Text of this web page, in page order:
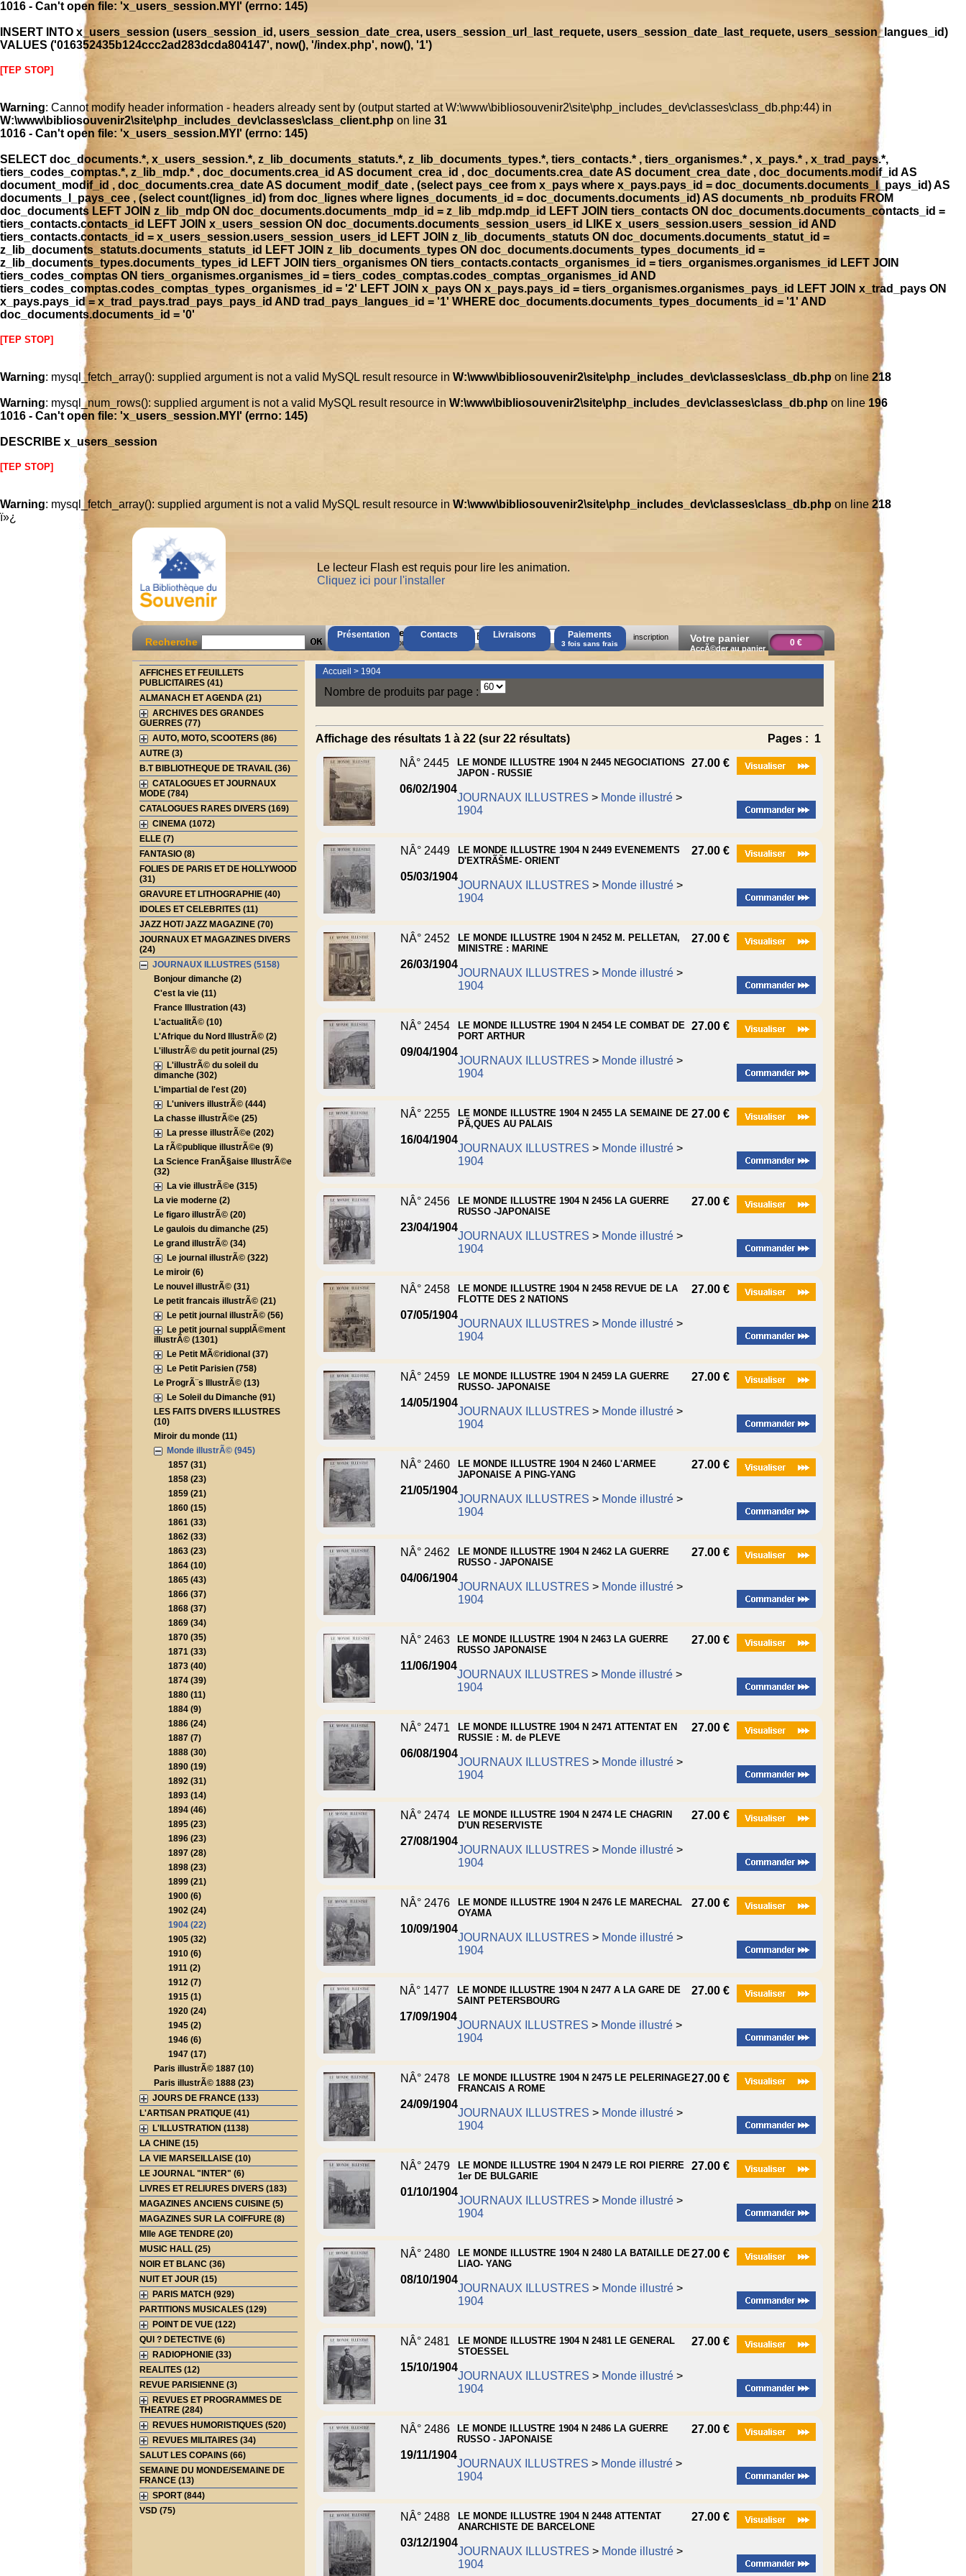
1016 - Can't open file: 'x_users_session.MYI' (errno: 145)
INSERT INTO x_users_session (users_session_id, users_session_date_crea, users_session_url_last_requete, users_session_date_last_requete, users_session_langues_id)
VALUES ('016352435b124ccc2ad283dcda804147', now(), '/index.php', now(), '1')
[TEP STOP]
Warning: Cannot modify header information - headers already sent by (output started at W:\www\bibliosouvenir2\site\php_includes_dev\classes\class_db.php:44) in
W:\www\bibliosouvenir2\site\php_includes_dev\classes\class_client.php on line 31
1016 - Can't open file: 'x_users_session.MYI' (errno: 145)
SELECT doc_documents.*, x_users_session.*, z_lib_documents_statuts.*, z_lib_documents_types.*, tiers_contacts.* , tiers_organismes.* , x_pays.* , x_trad_pays.*,
tiers_codes_comptas.*, z_lib_mdp.* , doc_documents.crea_id AS document_crea_id , doc_documents.crea_date AS document_crea_date , doc_documents.modif_id AS
document_modif_id , doc_documents.crea_date AS document_modif_date , (select pays_cee from x_pays where x_pays.pays_id = doc_documents.documents_l_pays_id) AS
documents_l_pays_cee , (select count(lignes_id) from doc_lignes where lignes_documents_id = doc_documents.documents_id) AS documents_nb_produits FROM
doc_documents LEFT JOIN z_lib_mdp ON doc_documents.documents_mdp_id = z_lib_mdp.mdp_id LEFT JOIN tiers_contacts ON doc_documents.documents_contacts_id =
tiers_contacts.contacts_id LEFT JOIN x_users_session ON doc_documents.documents_session_users_id LIKE x_users_session.users_session_id AND
tiers_contacts.contacts_id = x_users_session.users_session_users_id LEFT JOIN z_lib_documents_statuts ON doc_documents.documents_statut_id =
z_lib_documents_statuts.documents_statuts_id LEFT JOIN z_lib_documents_types ON doc_documents.documents_types_documents_id =
z_lib_documents_types.documents_types_id LEFT JOIN tiers_organismes ON tiers_contacts.contacts_organismes_id = tiers_organismes.organismes_id LEFT JOIN
tiers_codes_comptas ON tiers_organismes.organismes_id = tiers_codes_comptas.codes_comptas_organismes_id AND
tiers_codes_comptas.codes_comptas_types_organismes_id = '2' LEFT JOIN x_pays ON x_pays.pays_id = tiers_organismes.organismes_pays_id LEFT JOIN x_trad_pays ON
x_pays.pays_id = x_trad_pays.trad_pays_pays_id AND trad_pays_langues_id = '1' WHERE doc_documents.documents_types_documents_id = '1' AND
doc_documents.documents_id = '0'
[TEP STOP]
Warning: mysql_fetch_array(): supplied argument is not a valid MySQL result resource in W:\www\bibliosouvenir2\site\php_includes_dev\classes\class_db.php on line 218
Warning: mysql_num_rows(): supplied argument is not a valid MySQL result resource in W:\www\bibliosouvenir2\site\php_includes_dev\classes\class_db.php on line 196
1016 - Can't open file: 'x_users_session.MYI' (errno: 145)
DESCRIBE x_users_session
[TEP STOP]
Warning: mysql_fetch_array(): supplied argument is not a valid MySQL result resource in W:\www\bibliosouvenir2\site\php_includes_dev\classes\class_db.php on line 218
ï»¿
Présentation Contacts Livraisons Paiements
3 fois sans frais
Le lecteur Flash est requis pour lire les animation.
Cliquez ici pour l'installer
Recherche
AccÃ¨s Client
Mot de passe oubliÃ© ?
inscription Votre panier
AccÃ©der au panier
0 €
AFFICHES ET FEUILLETS
PUBLICITAIRES (41)
ALMANACH ET AGENDA (21)
ARCHIVES DES GRANDES
GUERRES (77)
AUTO, MOTO, SCOOTERS (86)
AUTRE (3)
B.T BIBLIOTHEQUE DE TRAVAIL (36)
CATALOGUES ET JOURNAUX
MODE (784)
CATALOGUES RARES DIVERS (169)
CINEMA (1072)
ELLE (7)
FANTASIO (8)
FOLIES DE PARIS ET DE HOLLYWOOD
(31)
GRAVURE ET LITHOGRAPHIE (40)
IDOLES ET CELEBRITES (11)
JAZZ HOT/ JAZZ MAGAZINE (70)
JOURNAUX ET MAGAZINES DIVERS
(24)
JOURNAUX ILLUSTRES (5158)
Bonjour dimanche (2)
C'est la vie (11)
France Illustration (43)
L'actualitÃ© (10)
L'Afrique du Nord IllustrÃ© (2)
L'illustrÃ© du petit journal (25)
L'illustrÃ© du soleil du
dimanche (302)
L'impartial de l'est (20)
L'univers illustrÃ© (444)
La chasse illustrÃ©e (25)
La presse illustrÃ©e (202)
La rÃ©publique illustrÃ©e (9)
La Science FranÃ§aise IllustrÃ©e
(32)
La vie illustrÃ©e (315)
La vie moderne (2)
Le figaro illustrÃ© (20)
Le gaulois du dimanche (25)
Le grand illustrÃ© (34)
Le journal illustrÃ© (322)
Le miroir (6)
Le nouvel illustrÃ© (31)
Le petit francais illustrÃ© (21)
Le petit journal illustrÃ© (56)
Le petit journal supplÃ©ment
illustrÃ© (1301)
Le Petit MÃ©ridional (37)
Le Petit Parisien (758)
Le ProgrÃ¨s IllustrÃ© (13)
Le Soleil du Dimanche (91)
LES FAITS DIVERS ILLUSTRES
(10)
Miroir du monde (11)
Monde illustrÃ© (945)
1857 (31)
1858 (23)
1859 (21)
1860 (15)
1861 (33)
1862 (33)
1863 (23)
1864 (10)
1865 (43)
1866 (37)
1868 (37)
1869 (34)
1870 (35)
1871 (33)
1873 (40)
1874 (39)
1880 (11)
1884 (9)
1886 (24)
1887 (7)
1888 (30)
1890 (19)
1892 (31)
1893 (14)
1894 (46)
1895 (23)
1896 (23)
1897 (28)
1898 (23)
1899 (21)
1900 (6)
1902 (24)
1904 (22)
1905 (32)
1910 (6)
1911 (2)
1912 (7)
1915 (1)
1920 (24)
1945 (2)
1946 (6)
1947 (17)
Paris illustrÃ© 1887 (10)
Paris illustrÃ© 1888 (23)
JOURS DE FRANCE (133)
L'ARTISAN PRATIQUE (41)
L'ILLUSTRATION (1138)
LA CHINE (15)
LA VIE MARSEILLAISE (10)
LE JOURNAL "INTER" (6)
LIVRES ET RELIURES DIVERS (183)
MAGAZINES ANCIENS CUISINE (5)
MAGAZINES SUR LA COIFFURE (8)
Mlle AGE TENDRE (20)
MUSIC HALL (25)
NOIR ET BLANC (36)
NUIT ET JOUR (15)
PARIS MATCH (929)
PARTITIONS MUSICALES (129)
POINT DE VUE (122)
QUI ? DETECTIVE (6)
RADIOPHONIE (33)
REALITES (12)
REVUE PARISIENNE (3)
REVUES ET PROGRAMMES DE
THEATRE (284)
REVUES HUMORISTIQUES (520)
REVUES MILITAIRES (34)
SALUT LES COPAINS (66)
SEMAINE DU MONDE/SEMAINE DE
FRANCE (13)
SPORT (844)
VSD (75)
Accueil > 1904
Nombre de produits par page :
Affichage des résultats 1 à 22 (sur 22 résultats) Pages : 1
NÂ° 2445
06/02/1904
LE MONDE ILLUSTRE 1904 N 2445 NEGOCIATIONS
JAPON - RUSSIE
JOURNAUX ILLUSTRES > Monde illustré>
1904
27.00 €
NÂ° 2449
05/03/1904
LE MONDE ILLUSTRE 1904 N 2449 EVENEMENTS
D'EXTRÃŠME- ORIENT
JOURNAUX ILLUSTRES > Monde illustré>
1904
27.00 €
NÂ° 2452
26/03/1904
LE MONDE ILLUSTRE 1904 N 2452 M. PELLETAN,
MINISTRE : MARINE
JOURNAUX ILLUSTRES > Monde illustré>
1904
27.00 €
NÂ° 2454
09/04/1904
LE MONDE ILLUSTRE 1904 N 2454 LE COMBAT DE
PORT ARTHUR
JOURNAUX ILLUSTRES > Monde illustré>
1904
27.00 €
NÂ° 2255
16/04/1904
LE MONDE ILLUSTRE 1904 N 2455 LA SEMAINE DE
PÃ‚QUES AU PALAIS
JOURNAUX ILLUSTRES > Monde illustré>
1904
27.00 €
NÂ° 2456
23/04/1904
LE MONDE ILLUSTRE 1904 N 2456 LA GUERRE
RUSSO -JAPONAISE
JOURNAUX ILLUSTRES > Monde illustré>
1904
27.00 €
NÂ° 2458
07/05/1904
LE MONDE ILLUSTRE 1904 N 2458 REVUE DE LA
FLOTTE DES 2 NATIONS
JOURNAUX ILLUSTRES > Monde illustré>
1904
27.00 €
NÂ° 2459
14/05/1904
LE MONDE ILLUSTRE 1904 N 2459 LA GUERRE
RUSSO- JAPONAISE
JOURNAUX ILLUSTRES > Monde illustré>
1904
27.00 €
NÂ° 2460
21/05/1904
LE MONDE ILLUSTRE 1904 N 2460 L'ARMEE
JAPONAISE A PING-YANG
JOURNAUX ILLUSTRES > Monde illustré>
1904
27.00 €
NÂ° 2462
04/06/1904
LE MONDE ILLUSTRE 1904 N 2462 LA GUERRE
RUSSO - JAPONAISE
JOURNAUX ILLUSTRES > Monde illustré>
1904
27.00 €
NÂ° 2463
11/06/1904
LE MONDE ILLUSTRE 1904 N 2463 LA GUERRE
RUSSO JAPONAISE
JOURNAUX ILLUSTRES > Monde illustré>
1904
27.00 €
NÂ° 2471
06/08/1904
LE MONDE ILLUSTRE 1904 N 2471 ATTENTAT EN
RUSSIE : M. de PLEVE
JOURNAUX ILLUSTRES > Monde illustré>
1904
27.00 €
NÂ° 2474
27/08/1904
LE MONDE ILLUSTRE 1904 N 2474 LE CHAGRIN
D'UN RESERVISTE
JOURNAUX ILLUSTRES > Monde illustré>
1904
27.00 €
NÂ° 2476
10/09/1904
LE MONDE ILLUSTRE 1904 N 2476 LE MARECHAL
OYAMA
JOURNAUX ILLUSTRES > Monde illustré>
1904
27.00 €
NÂ° 1477
17/09/1904
LE MONDE ILLUSTRE 1904 N 2477 A LA GARE DE
SAINT PETERSBOURG
JOURNAUX ILLUSTRES > Monde illustré>
1904
27.00 €
NÂ° 2478
24/09/1904
LE MONDE ILLUSTRE 1904 N 2475 LE PELERINAGE
FRANCAIS A ROME
JOURNAUX ILLUSTRES > Monde illustré>
1904
27.00 €
NÂ° 2479
01/10/1904
LE MONDE ILLUSTRE 1904 N 2479 LE ROI PIERRE
1er DE BULGARIE
JOURNAUX ILLUSTRES > Monde illustré>
1904
27.00 €
NÂ° 2480
08/10/1904
LE MONDE ILLUSTRE 1904 N 2480 LA BATAILLE DE
LIAO- YANG
JOURNAUX ILLUSTRES > Monde illustré>
1904
27.00 €
NÂ° 2481
15/10/1904
LE MONDE ILLUSTRE 1904 N 2481 LE GENERAL
STOESSEL
JOURNAUX ILLUSTRES > Monde illustré>
1904
27.00 €
NÂ° 2486
19/11/1904
LE MONDE ILLUSTRE 1904 N 2486 LA GUERRE
RUSSO - JAPONAISE
JOURNAUX ILLUSTRES > Monde illustré>
1904
27.00 €
NÂ° 2488
03/12/1904
LE MONDE ILLUSTRE 1904 N 2448 ATTENTAT
ANARCHISTE DE BARCELONE
JOURNAUX ILLUSTRES > Monde illustré>
1904
27.00 €